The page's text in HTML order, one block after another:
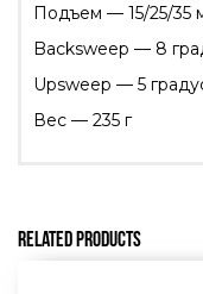
Подъем — 15/25/35
Backsweep — 8
Upsweep — 5
Вес — 235 г
RELATED PRODUCTS